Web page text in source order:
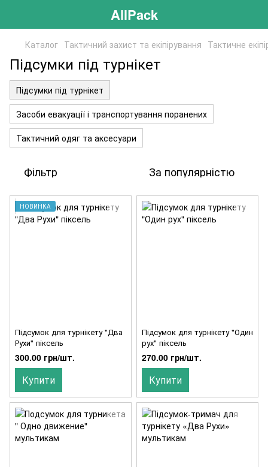
AllPack
Каталог Тактичний захист та екіпірування Тактичне
Підсумки під турнікет
Підсумки під турнікет
Засоби евакуації і транспортування поранених
Тактичний одяг та аксесуари
Фільтр За популярністю
НОВИНКА
Підсумок для турнікету "Два
Рухи" піксель
300.00 грн/шт.
Купити
Підсумок для турнікету "Один
рух" піксель
270.00 грн/шт.
Купити